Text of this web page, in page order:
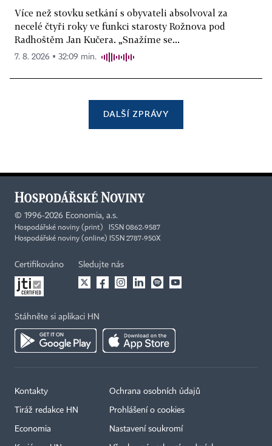
Více než stovku setkání s obyvateli absolvoval za
necelé čtyři roky ve funkci starosty Rožnova pod
Radhoštěm Jan Kučera. „Snažíme se...
7. 8. 2026 ▪ 32:09 min.
DALŠÍ ZPRÁVY
© 1996-2026 Economia, a.s.
Hospodářské noviny (print) ISSN 0862-9587
Hospodářské noviny (online) ISSN 2787-950X
Certifikováno Sledujte nás
Stáhněte si aplikaci HN
Kontakty
Tiráž redakce HN
Economia
Ochrana osobních údajů
Prohlášení o cookies
Nastavení soukromí